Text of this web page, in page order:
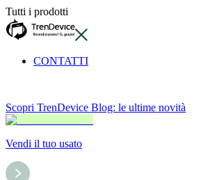
Tutti i prodotti
CONTATTI
Scopri TrenDevice Blog: le ultime novità
Vendi il tuo usato